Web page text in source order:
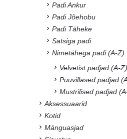
Padi Ankur
Padi Jõehobu
Padi Täheke
Satsiga padi
Nimetähega padi (A-Z)
Velvetist padjad (A-Z)
Puuvillased padjad
Mustrilised padjad
Aksessuaarid
Kotid
Mänguasjad